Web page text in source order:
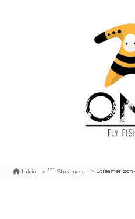
Inicio Streamers Streamer